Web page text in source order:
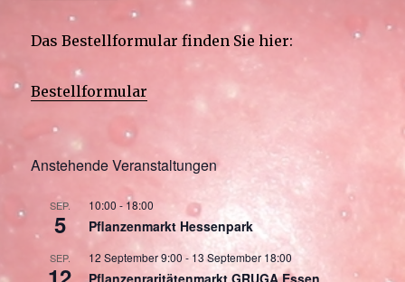
Das Bestellformular finden Sie hier:
Bestellformular
Anstehende Veranstaltungen
SEP.
5
10:00 - 18:00
Pflanzenmarkt Hessenpark
SEP. 12 September 9:00 - 13 September 18:00
Pflanzenraritätenmarkt GRUGA Essen